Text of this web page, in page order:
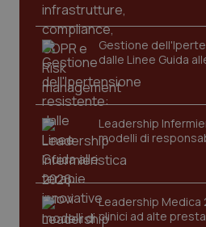
Gestione
dalle Linee Guida
Leadership
modelli di
Leadership
clinici ad alte
CookieScriptConsent